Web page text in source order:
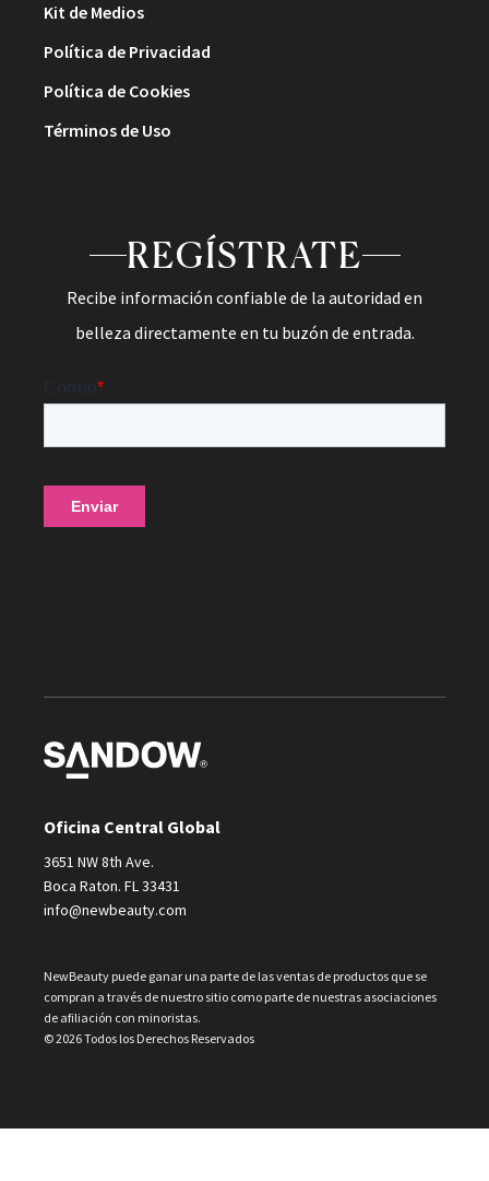
Kit de Medios
Política de Privacidad
Política de Cookies
Términos de Uso
REGÍSTRATE
Recibe información confiable de la autoridad en
belleza directamente en tu buzón de entrada.
Oficina Central Global
3651 NW 8th Ave.
Boca Raton. FL 33431
info@newbeauty.com
NewBeauty puede ganar una parte de las ventas de productos que se
compran a través de nuestro sitio como parte de nuestras asociaciones
de afiliación con minoristas.
© 2026 Todos los Derechos Reservados